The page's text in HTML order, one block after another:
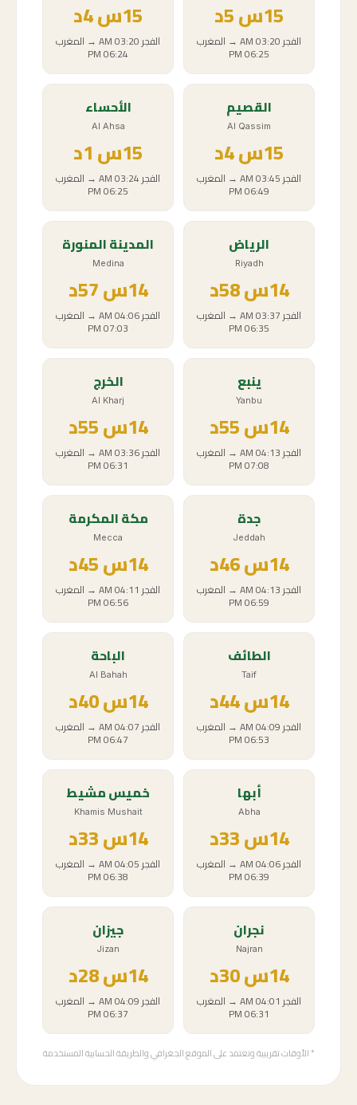
15س
الفجر03:20 AM
→ المغرب
06:25 PM
15س
الفجر03:20 AM
→ المغرب
06:24 PM
القصيم
Al Qassim
15س
الفجر03:45 AM
→ المغرب
06:49 PM
الأحساء
Al Ahsa
15س
الفجر03:24 AM
→ المغرب
06:25 PM
الرياض
Riyadh
14س58د
الفجر03:37 AM
→ المغرب
06:35 PM
المدينة المنورة
Medina
14س
الفجر04:06 AM
→ المغرب
07:03 PM
ينبع
Yanbu
14س
الفجر04:13 AM
→ المغرب
07:08 PM
الخرج
Al Kharj
14س
الفجر03:36 AM
→ المغرب
06:31 PM
جدة
Jeddah
14س46د
الفجر04:13 AM
→ المغرب
06:59 PM
مكة المكرمة
Mecca
14س
الفجر 04:11 AM
→ المغرب
06:56 PM
الطائف
Taif
14س44د
الفجر04:09 AM
→ المغرب
06:53 PM
الباحة
Al Bahah
14س40د
الفجر04:07 AM
→ المغرب
06:47 PM
أبها
Abha
14س
الفجر04:06 AM
→ المغرب
06:39 PM
خميس مشيط
Khamis Mushait
14س
الفجر04:05 AM
→ المغرب
06:38 PM
نجران
Najran
14س30د
الفجر 04:01 AM
→ المغرب
06:31 PM
جيزان
Jizan
14س28د
الفجر04:09 AM
→ المغرب
06:37 PM
* الأوقات تقريبية وتعتمد على الموقع الجغرافي والطريقة الحسابية المستخدمة